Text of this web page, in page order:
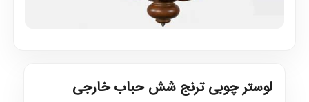
لوستر چوبی ترنج شش حباب خارجی